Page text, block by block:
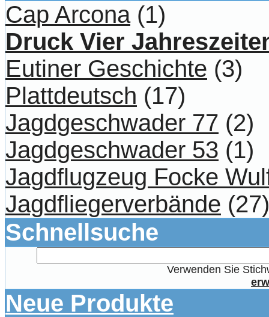
Cap Arcona(1)
Druck Vier
Eutiner Geschichte (3)
Plattdeutsch (17)
Jagdgeschwader 77 (2)
Jagdgeschwader 53 (1)
Jagdflugzeug Focke
Jagdfliegerverbände (27)
Schnellsuche
Verwenden Sie
Neue Produkte